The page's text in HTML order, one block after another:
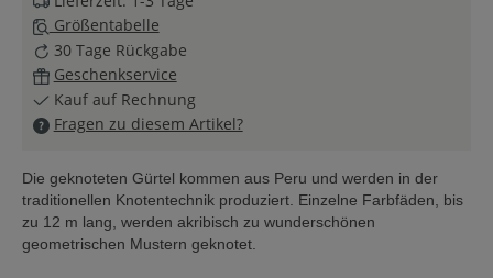
Größentabelle
30 Tage Rückgabe
Geschenkservice
Kauf auf Rechnung
Fragen zu diesem Artikel?
Die geknoteten Gürtel kommen aus Peru und werden in der
traditionellen Knotentechnik produziert. Einzelne Farbfäden, bis
zu 12 m lang, werden akribisch zu wunderschönen
geometrischen Mustern geknotet.